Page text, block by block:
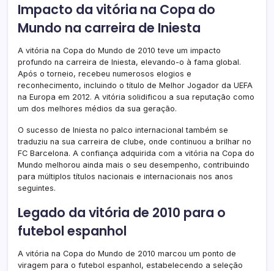
Impacto da vitória na Copa do
Mundo na carreira de Iniesta
A vitória na Copa do Mundo de 2010 teve um impacto
profundo na carreira de Iniesta, elevando-o à fama global.
Após o torneio, recebeu numerosos elogios e
reconhecimento, incluindo o título de Melhor Jogador da UEFA
na Europa em 2012. A vitória solidificou a sua reputação como
um dos melhores médios da sua geração.
O sucesso de Iniesta no palco internacional também se
traduziu na sua carreira de clube, onde continuou a brilhar no
FC Barcelona. A confiança adquirida com a vitória na Copa do
Mundo melhorou ainda mais o seu desempenho, contribuindo
para múltiplos títulos nacionais e internacionais nos anos
seguintes.
Legado da vitória de 2010 para o
futebol espanhol
A vitória na Copa do Mundo de 2010 marcou um ponto de
viragem para o futebol espanhol, estabelecendo a seleção